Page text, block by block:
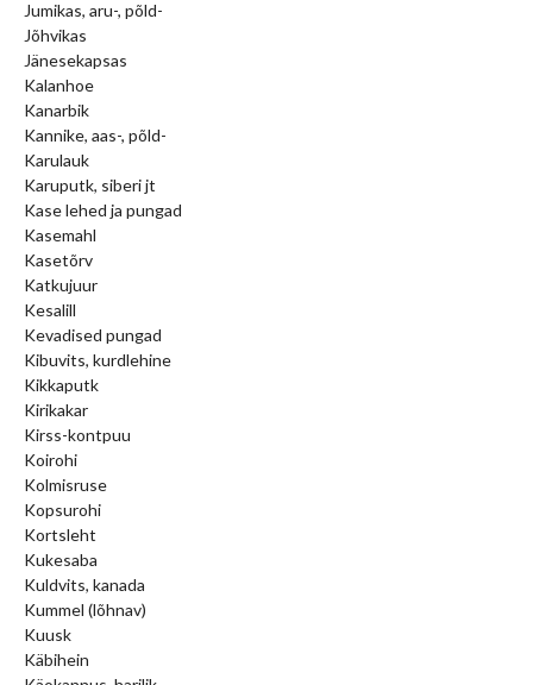
Jumikas, aru-, põld-
Jõhvikas
Jänesekapsas
Kalanhoe
Kanarbik
Kannike, aas-, põld-
Karulauk
Karuputk, siberi jt
Kase lehed ja pungad
Kasemahl
Kasetõrv
Katkujuur
Kesalill
Kevadised pungad
Kibuvits, kurdlehine
Kikkaputk
Kirikakar
Kirss-kontpuu
Koirohi
Kolmisruse
Kopsurohi
Kortsleht
Kukesaba
Kuldvits, kanada
Kummel (lõhnav)
Kuusk
Käbihein